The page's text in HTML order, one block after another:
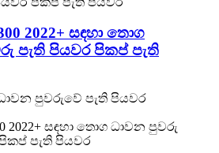
2022+ සඳහා තොග
පැති පියවර පිකප් පැති
පුවරුවේ පැති පියවර
2022+ සඳහා තොග ධාවන පුවරු
පැති පියවර